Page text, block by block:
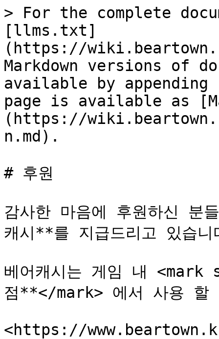
> For the complete
[llms.txt]
(https://
Markdown versions of
available by
page is available as
(https://
n.md).
# 후원
감사한 마음에 후원하신 분
캐시**를 지급드리고 있습
베어캐시는 게임 내
점**</mark> 에서 사용 할
<https://